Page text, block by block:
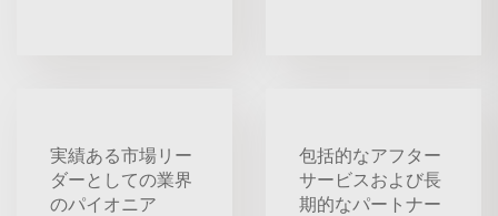
実績ある市場リー
ダーとしての業界
のパイオニア
包括的なアフター
サービスおよび長
期的なパートナー